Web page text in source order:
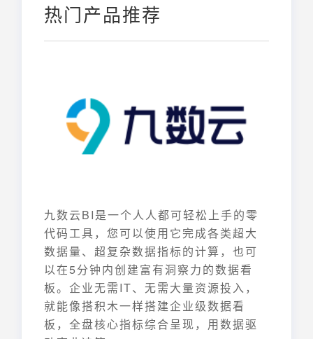
热门产品推荐
九数云BI是一个人人都可轻松上手的零
代码工具，您可以使用它完成各类超大
数据量、超复杂数据指标的计算，也可
以在5分钟内创建富有洞察力的数据看
板。企业无需IT、无需大量资源投入，
就能像搭积木一样搭建企业级数据看
板，全盘核心指标综合呈现，用数据驱